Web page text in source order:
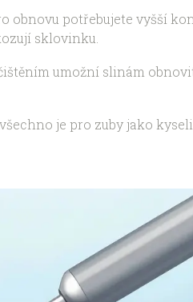
obnovu potřebujete vyšší
sklovinku.
umožní slinám
je pro zuby jako